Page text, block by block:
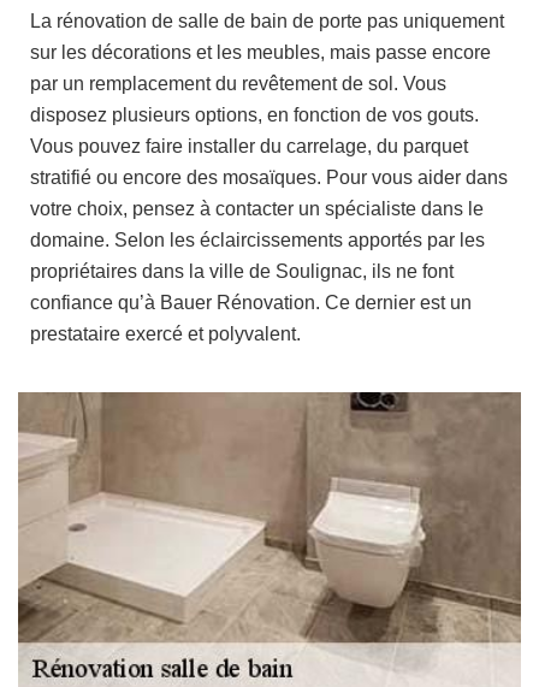
La rénovation de salle de bain de porte pas uniquement
sur les décorations et les meubles, mais passe encore
par un remplacement du revêtement de sol. Vous
disposez plusieurs options, en fonction de vos gouts.
Vous pouvez faire installer du carrelage, du parquet
stratifié ou encore des mosaïques. Pour vous aider dans
votre choix, pensez à contacter un spécialiste dans le
domaine. Selon les éclaircissements apportés par les
propriétaires dans la ville de Soulignac, ils ne font
confiance qu’à Bauer Rénovation. Ce dernier est un
prestataire exercé et polyvalent.